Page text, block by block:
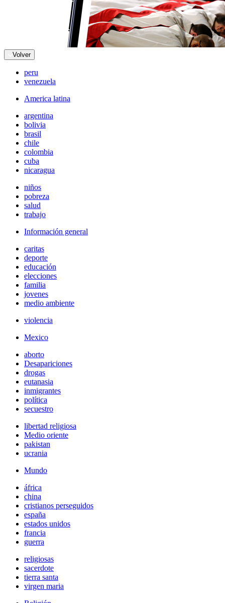
Volver
peru
venezuela
America latina
argentina
bolivia
brasil
chile
colombia
cuba
nicaragua
niños
pobreza
salud
trabajo
Información general
caritas
deporte
educación
elecciones
familia
jovenes
medio ambiente
violencia
Mexico
aborto
Desapariciones
drogas
eutanasia
inmigrantes
política
secuestro
libertad religiosa
Medio oriente
pakistan
ucrania
Mundo
áfrica
china
cristianos perseguidos
españa
estados unidos
francia
guerra
religiosas
sacerdote
tierra santa
virgen maria